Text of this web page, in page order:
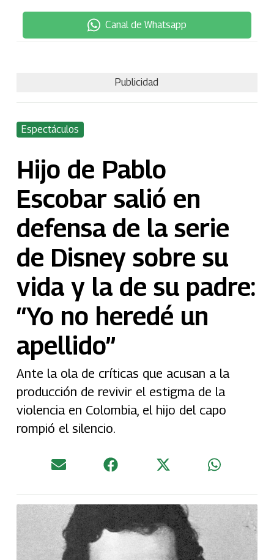
Canal de Whatsapp
Publicidad
Espectáculos
Hijo de Pablo
Escobar salió en
defensa de la serie
de Disney sobre su
vida y la de su padre:
“Yo no heredé un
apellido”
Ante la ola de críticas que acusan a la
producción de revivir el estigma de la
violencia en Colombia, el hijo del capo
rompió el silencio.